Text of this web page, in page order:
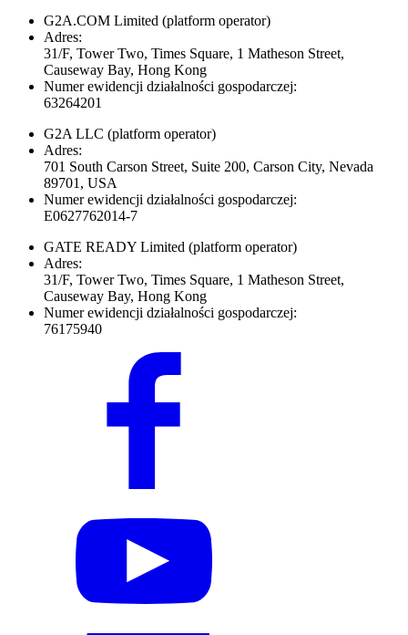
G2A.COM Limited (platform operator)
Adres:
31/F, Tower Two, Times Square, 1 Matheson Street,
Causeway Bay, Hong Kong
Numer ewidencji działalności gospodarczej:
63264201
G2A LLC (platform operator)
Adres:
701 South Carson Street, Suite 200, Carson City, Nevada
89701, USA
Numer ewidencji działalności gospodarczej:
E0627762014-7
GATE READY Limited (platform operator)
Adres:
31/F, Tower Two, Times Square, 1 Matheson Street,
Causeway Bay, Hong Kong
Numer ewidencji działalności gospodarczej:
76175940